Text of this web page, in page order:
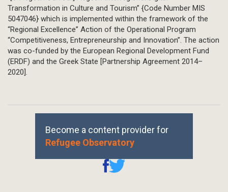
Transformation in Culture and Tourism” {Code Number MIS
5047046} which is implemented within the framework of the
“Regional Excellence” Action of the Operational Program
“Competitiveness, Entrepreneurship and Innovation”. The action
was co-funded by the European Regional Development Fund
(ERDF) and the Greek State [Partnership Agreement 2014–
2020].
Become a content provider for
Refugee Observatory